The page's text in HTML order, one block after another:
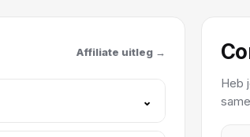
Affiliate uitleg →
⌄
Heb